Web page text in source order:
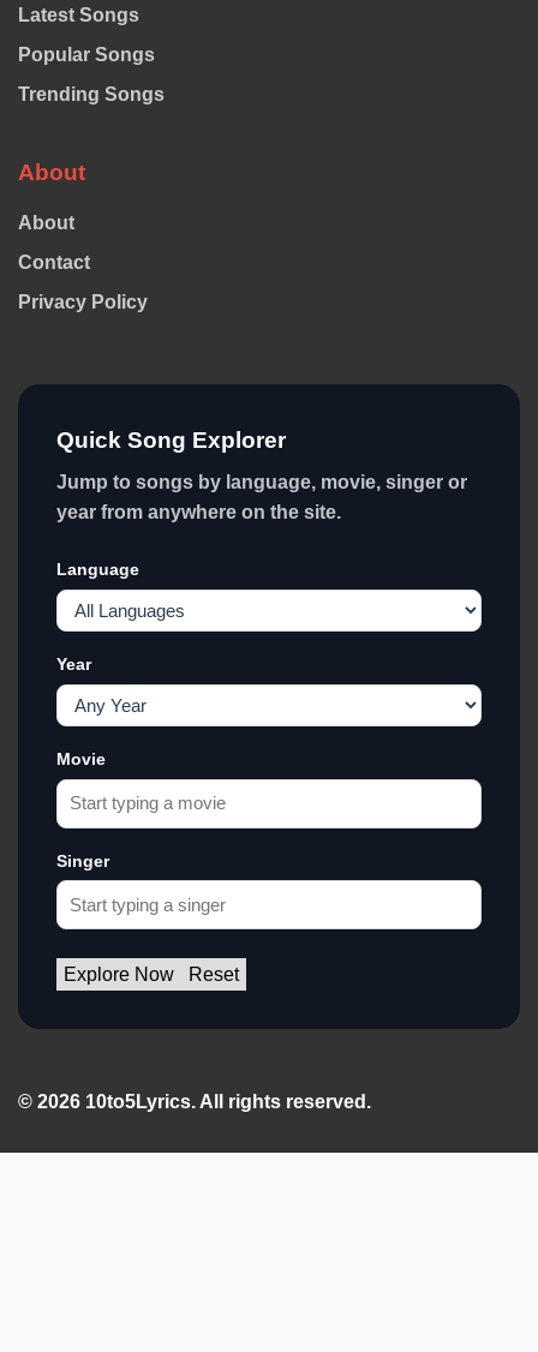
Latest Songs
Popular Songs
Trending Songs
About
About
Contact
Privacy Policy
Quick Song Explorer
Jump to songs by language, movie, singer or
year from anywhere on the site.
Language
Year
Movie
Singer
Explore Now Reset
© 2026 10to5Lyrics. All rights reserved.